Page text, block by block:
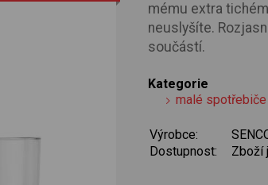
mému extra
neuslyšíte.
součástí.
Kategorie
malé spotřebiče
Výrobce:
Dostupnost:
Zboží